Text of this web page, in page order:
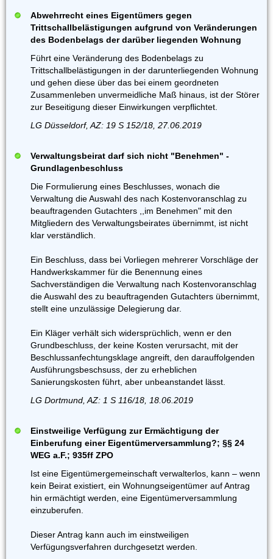
Abwehrrecht eines Eigentümers gegen
Trittschallbelästigungen aufgrund von Veränderungen
des Bodenbelags der darüber liegenden Wohnung
Führt eine Veränderung des Bodenbelags zu
Trittschallbelästigungen in der darunterliegenden Wohnung
und gehen diese über das bei einem geordneten
Zusammenleben unvermeidliche Maß hinaus, ist der Störer
zur Beseitigung dieser Einwirkungen verpflichtet.
LG Düsseldorf, AZ: 19 S 152/18, 27.06.2019
Verwaltungsbeirat darf sich nicht "Benehmen" -
Grundlagenbeschluss
Die Formulierung eines Beschlusses, wonach die
Verwaltung die Auswahl des nach Kostenvoranschlag zu
beauftragenden Gutachters ,,im Benehmen" mit den
Mitgliedern des Verwaltungsbeirates übernimmt, ist nicht
klar verständlich.
Ein Beschluss, dass bei Vorliegen mehrerer Vorschläge der
Handwerkskammer für die Benennung eines
Sachverständigen die Verwaltung nach Kostenvoranschlag
die Auswahl des zu beauftragenden Gutachters übernimmt,
stellt eine unzulässige Delegierung dar.
Ein Kläger verhält sich widersprüchlich, wenn er den
Grundbeschluss, der keine Kosten verursacht, mit der
Beschlussanfechtungsklage angreift, den darauffolgenden
Ausführungsbeschsuss, der zu erheblichen
Sanierungskosten führt, aber unbeanstandet lässt.
LG Dortmund, AZ: 1 S 116/18, 18.06.2019
Einstweilige Verfügung zur Ermächtigung der
Einberufung einer Eigentümerversammlung?; §§ 24
WEG a.F.; 935ff ZPO
Ist eine Eigentümergemeinschaft verwalterlos, kann – wenn
kein Beirat existiert, ein Wohnungseigentümer auf Antrag
hin ermächtigt werden, eine Eigentümerversammlung
einzuberufen.
Dieser Antrag kann auch im einstweiligen
Verfügungsverfahren durchgesetzt werden.